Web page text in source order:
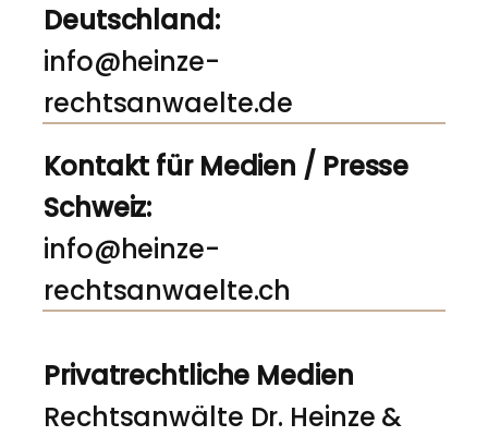
Deutschland:
info@heinze-
rechtsanwaelte.de
Kontakt für Medien / Presse
Schweiz:
info@heinze-
rechtsanwaelte.ch
Privatrechtliche Medien
Rechtsanwälte Dr. Heinze &